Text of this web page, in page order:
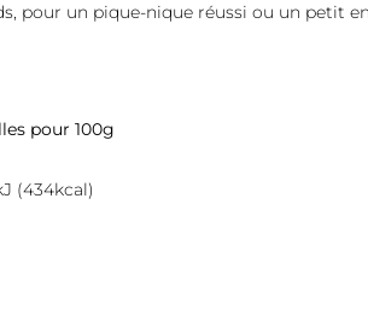
pour un pique-nique réussi ou un petit
pour 100g
(434kcal)